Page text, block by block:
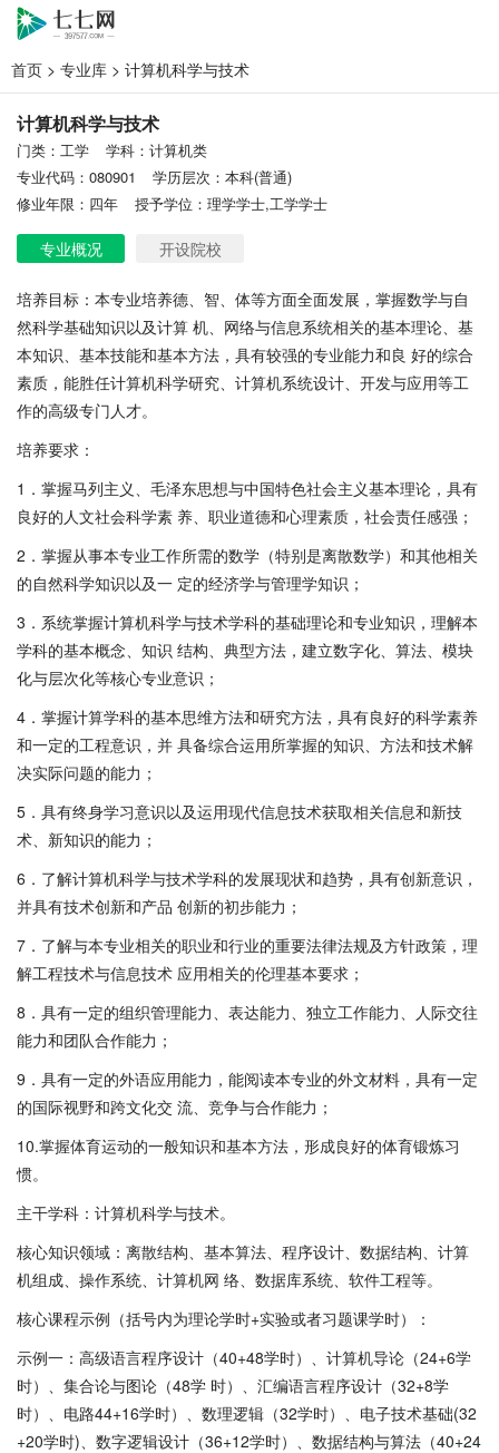
首页 > 专业库 > 计算机科学与技术
计算机科学与技术
门类：工学
学科：计算机类
专业代码：080901
学历层次：本科(普通)
修业年限：四年
授予学位：理学学士,工学学士
专业概况 开设院校
培养目标：本专业培养德、智、体等方面全面发展，掌握数学与自
然科学基础知识以及计算 机、网络与信息系统相关的基本理论、基
本知识、基本技能和基本方法，具有较强的专业能力和良 好的综合
素质，能胜任计算机科学研究、计算机系统设计、开发与应用等工
作的高级专门人才。
培养要求：
1．掌握马列主义、毛泽东思想与中国特色社会主义基本理论，具有
良好的人文社会科学素 养、职业道德和心理素质，社会责任感强；
2．掌握从事本专业工作所需的数学（特别是离散数学）和其他相关
的自然科学知识以及一 定的经济学与管理学知识；
3．系统掌握计算机科学与技术学科的基础理论和专业知识，理解本
学科的基本概念、知识 结构、典型方法，建立数字化、算法、模块
化与层次化等核心专业意识；
4．掌握计算学科的基本思维方法和研究方法，具有良好的科学素养
和一定的工程意识，并 具备综合运用所掌握的知识、方法和技术解
决实际问题的能力；
5．具有终身学习意识以及运用现代信息技术获取相关信息和新技
术、新知识的能力；
6．了解计算机科学与技术学科的发展现状和趋势，具有创新意识，
并具有技术创新和产品 创新的初步能力；
7．了解与本专业相关的职业和行业的重要法律法规及方针政策，理
解工程技术与信息技术 应用相关的伦理基本要求；
8．具有一定的组织管理能力、表达能力、独立工作能力、人际交往
能力和团队合作能力；
9．具有一定的外语应用能力，能阅读本专业的外文材料，具有一定
的国际视野和跨文化交 流、竞争与合作能力；
10.掌握体育运动的一般知识和基本方法，形成良好的体育锻炼习
惯。
主干学科：计算机科学与技术。
核心知识领域：离散结构、基本算法、程序设计、数据结构、计算
机组成、操作系统、计算机网 络、数据库系统、软件工程等。
核心课程示例（括号内为理论学时+实验或者习题课学时）：
示例一：高级语言程序设计（40+48学时）、计算机导论（24+6学
时）、集合论与图论（48学 时）、汇编语言程序设计（32+8学
时）、电路44+16学时）、数理逻辑（32学时）、电子技术基础(32
+20学时)、数字逻辑设计（36+12学时）、数据结构与算法（40+24